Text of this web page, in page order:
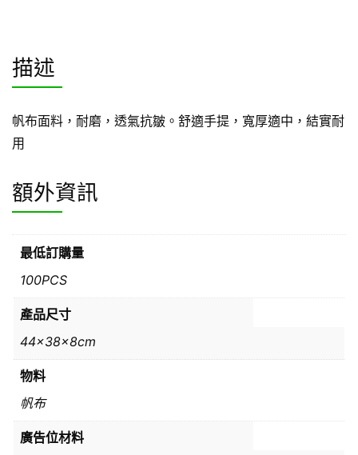
描述
帆布面料，耐磨，透氣抗皺。舒適手提，寬厚適中，結實耐
用
額外資訊
最低訂購量
100PCS
產品尺寸
44x38x8cm
物料
帆布
廣告位材料